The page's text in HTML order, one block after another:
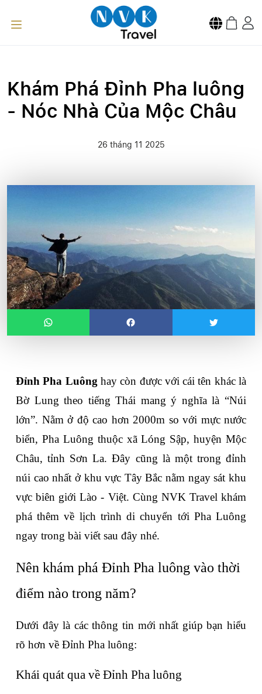
Khám Phá Đỉnh Pha luông
- Nóc Nhà Của Mộc Châu
26 tháng 11 2025
Đỉnh Pha Luông hay còn được với cái tên khác là
Bờ Lung theo tiếng Thái mang ý nghĩa là “Núi
lớn”. Nằm ở độ cao hơn 2000m so với mực nước
biển, Pha Luông thuộc xã Lóng Sập, huyện Mộc
Châu, tỉnh Sơn La. Đây cũng là một trong đỉnh
núi cao nhất ở khu vực Tây Bắc nằm ngay sát khu
vực biên giới Lào - Việt. Cùng NVK Travel khám
phá thêm về lịch trình di chuyển tới Pha Luông
ngay trong bài viết sau đây nhé.
Nên khám phá Đỉnh Pha luông vào thời
điểm nào trong năm?
Dưới đây là các thông tin mới nhất giúp bạn hiểu
rõ hơn về Đỉnh Pha luông:
Khái quát qua về Đỉnh Pha luông